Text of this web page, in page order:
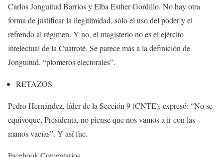
Carlos Jonguitud Barrios y Elba Esther Gordillo. No hay otra
forma de justificar la ilegitimidad, sólo el uso del poder y el
refrendo al régimen. Y no, el magisterio no es el ejército
intelectual de la Cuatroté. Se parece más a la definición de
Jonguitud, “plomeros electorales”.
RETAZOS
Pedro Hernández, líder de la Sección 9 (CNTE), expresó: “No se
equivoque, Presidenta, no piense que nos vamos a ir con las
manos vacías”. Y así fue.